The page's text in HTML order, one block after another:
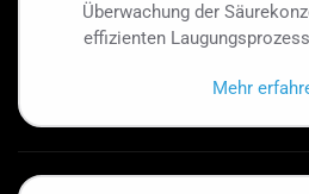
Überwachung der
effizienten
Mehr